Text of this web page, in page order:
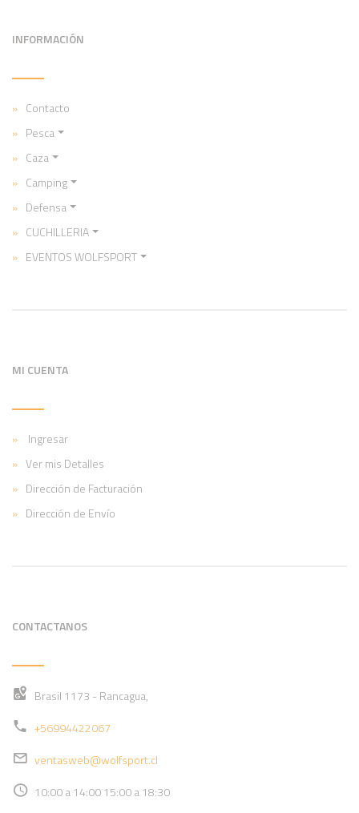
INFORMACIÓN
Contacto
Pesca
Caza
Camping
Defensa
CUCHILLERIA
EVENTOS WOLFSPORT
MI CUENTA
Ingresar
Ver mis Detalles
Dirección de Facturación
Dirección de Envío
CONTACTANOS
Brasil 1173 - Rancagua,
+56994422067
ventasweb@wolfsport.cl
10:00 a 14:00 15:00 a 18:30